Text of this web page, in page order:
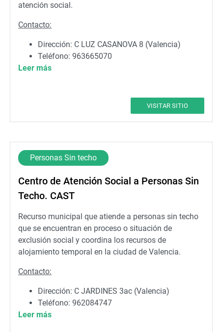
atención social.
Contacto:
Dirección: C LUZ CASANOVA 8 (Valencia)
Teléfono: 963665070
Correo electrónico:
Leer más
VISITAR SITIO
Personas Sin techo
Centro de Atención Social a Personas Sin
Techo. CAST
Recurso municipal que atiende a personas sin techo
que se encuentran en proceso o situación de
exclusión social y coordina los recursos de
alojamiento temporal en la ciudad de Valencia.
Contacto:
Dirección: C JARDINES 3ac (Valencia)
Teléfono: 962084747
Correo electrónico:
Leer más